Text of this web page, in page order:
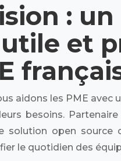
: un
et
aidons les PME avec
besoins. Partenaire
solution open source
le quotidien des